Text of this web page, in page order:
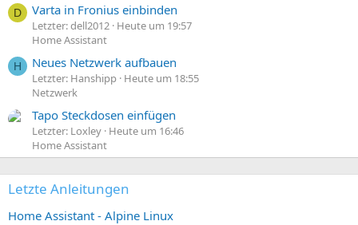
D Varta in Fronius einbinden
Letzter: dell2012 Heute um 19:57
Home Assistant
H Neues Netzwerk aufbauen
Letzter: Hanshipp Heute um 18:55
Netzwerk
Tapo Steckdosen einfügen
Letzter: Loxley Heute um 16:46
Home Assistant
Letzte Anleitungen
Home Assistant - Alpine Linux